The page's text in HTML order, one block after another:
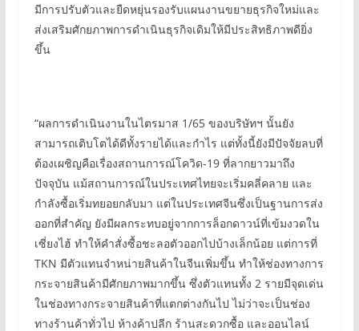
มีการปรับตัวและยืดหยุ่นรองรับแผนงานขยายธุรกิจใหม่และ
ส่งเสริมศักยภาพการดำเนินธุรกิจเดิมให้มีประสิทธิภาพดียิ่ง
ขึ้น
“ผลการดำเนินงานในไตรมาส 1/65 ของบริษัทฯ นั้นยัง
สามารถเติบโตได้ดีทั้งรายได้และกำไร แต่ทั้งนี้ยังมีปัจจัยลบที่
ต้องเผชิญคือเรื่องสถานการณ์โควิด-19 ที่ลากยาวมาถึง
ปัจจุบัน แม้สถานการณ์ในประเทศไทยจะเริ่มคลี่คลาย และ
กำลังซื้อเริ่มทยอยกลับมา แต่ในประเทศจีนซึ่งเป็นฐานการส่ง
ออกที่สำคัญ ยังมีผลกระทบอยู่จากการล็อกดาวน์ที่เข้มงวดใน
เซี่ยงไฮ้ ทำให้คำสั่งซื้อชะลอตัวออกไปบ้างเล็กน้อย แต่การที่
TKN มีตัวแทนจำหน่ายสินค้าในจีนเพิ่มขึ้น ทำให้ช่องทางการ
กระจายสินค้ามีศักยภาพมากขึ้น ซึ่งตัวแทนทั้ง 2 รายมีจุดเด่น
ในช่องทางกระจายสินค้าที่แตกต่างกันไป ไม่ว่าจะเป็นช่อง
ทางร้านค้าทั่วไป ห้างค้าปลีก ร้านสะดวกซื้อ และออนไลน์